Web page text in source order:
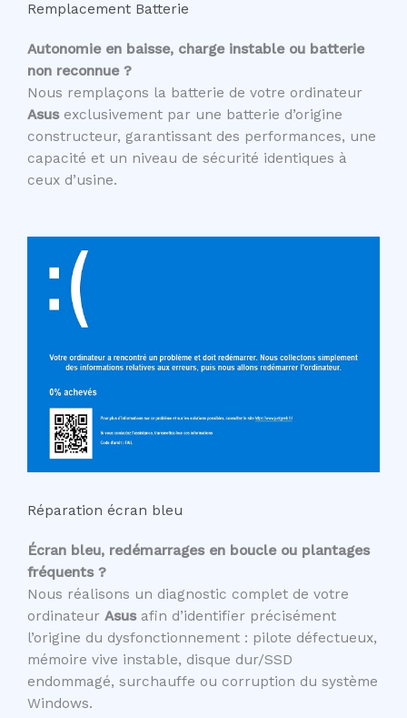
Remplacement Batterie
Autonomie en baisse, charge instable ou batterie
non reconnue ?
Nous remplaçons la batterie de votre ordinateur
Asusexclusivement par une batterie d’origine
constructeur, garantissant des performances, une
capacité et un niveau de sécurité identiques à
ceux d’usine.
Réparation écran bleu
Écran bleu, redémarrages en boucle ou plantages
fréquents ?
Nous réalisons un diagnostic complet de votre
ordinateur Asusafin d’identifier précisément
l’origine du dysfonctionnement : pilote défectueux,
mémoire vive instable, disque dur/SSD
endommagé, surchauffe ou corruption du système
Windows.